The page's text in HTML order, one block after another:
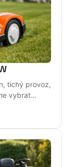
tichý provoz,
vybrat